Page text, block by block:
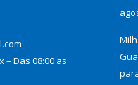
Das 08:00 as